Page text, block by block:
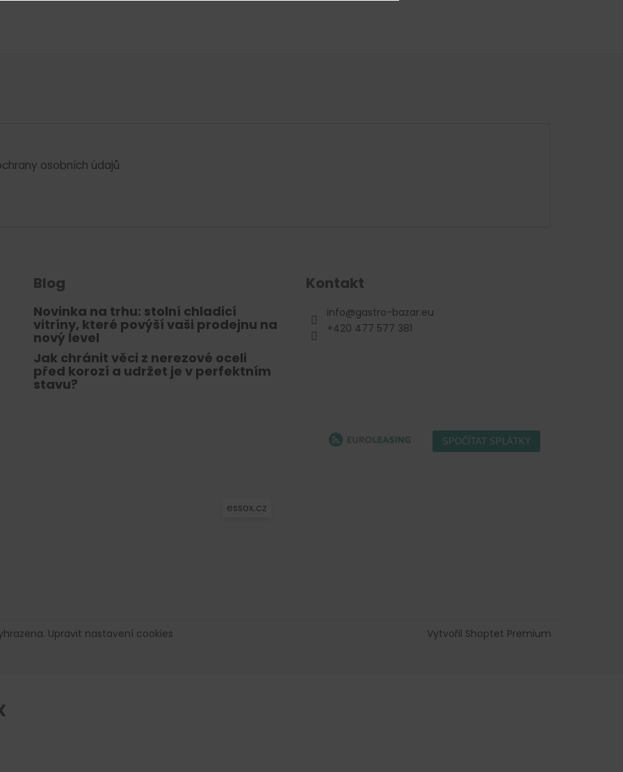
osobních údajů
Blog
Novinka na trhu: stolní chladicí
vitríny, které povýší vaši prodejnu na
nový level
Jak chránit věci z nerezové oceli
před korozí a udržet je v perfektním
stavu?
Kontakt
info@gastro-bazar.eu
+420 477 577 381
essox.cz
Vytvořil Shoptet Premium
Upravit nastavení cookies